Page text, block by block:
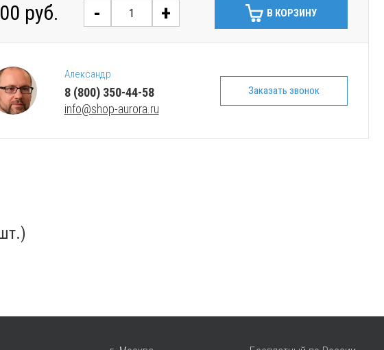
руб. - + В КОРЗИНУ
Александр
8 (800) 350-44-58
info@shop-aurora.ru
Заказать звонок